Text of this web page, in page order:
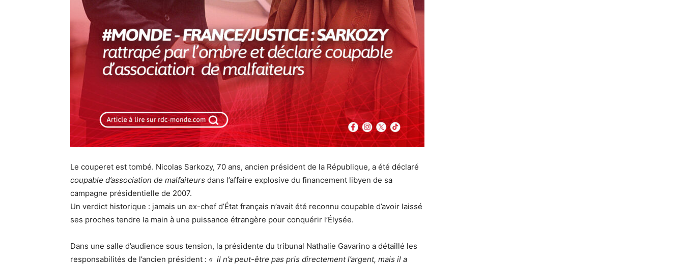
Le couperet est tombé. Nicolas Sarkozy, 70 ans, ancien président de la République, a été déclaré
coupable d’association de malfaiteurs dans l’affaire explosive du financement libyen de sa
campagne présidentielle de 2007.
Un verdict historique : jamais un ex-chef d’État français n’avait été reconnu coupable d’avoir laissé
ses proches tendre la main à une puissance étrangère pour conquérir l’Élysée.
Dans une salle d’audience sous tension, la présidente du tribunal Nathalie Gavarino a détaillé les
responsabilités de l’ancien président : « il n’a peut-être pas pris directement l’argent, mais il a